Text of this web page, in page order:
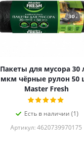
Пакеты для мусора 30
мкм чёрные рулон 50
Master Fresh
Есть в наличии (1)
Артикул: 4620739970175